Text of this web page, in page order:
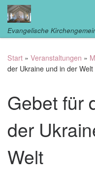
Zum Inhalt springen
Evangelische
Start » Veranstaltungen »
der Ukraine und in der Welt
Gebet für
der
Welt